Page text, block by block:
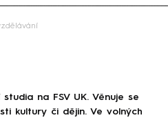
na FSV UK. Věnuje se
kultury či dějin. Ve volných